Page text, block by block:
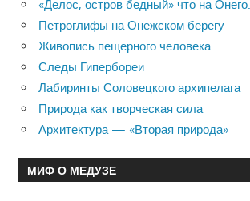
«Делос, остров бедный» что на Онего…
Петроглифы на Онежском берегу
Живопись пещерного человека
Следы Гипербореи
Лабиринты Соловецкого архипелага
Природа как творческая сила
Архитектура — «Вторая природа»
МИФ О МЕДУЗЕ